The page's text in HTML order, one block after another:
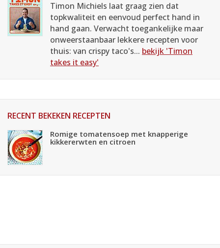
Timon Michiels laat graag zien dat
topkwaliteit en eenvoud perfect hand in
hand gaan. Verwacht toegankelijke maar
onweerstaanbaar lekkere recepten voor
thuis: van crispy taco's... bekijk 'Timon
takes it easy'
RECENT BEKEKEN RECEPTEN
Romige tomatensoep met knapperige
kikkererwten en citroen